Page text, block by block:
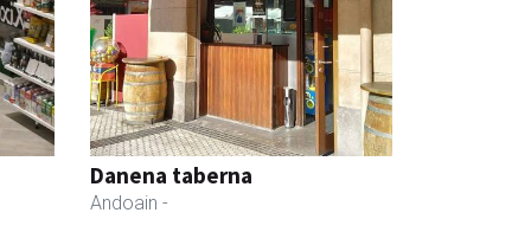
Danena taberna
Andoain -